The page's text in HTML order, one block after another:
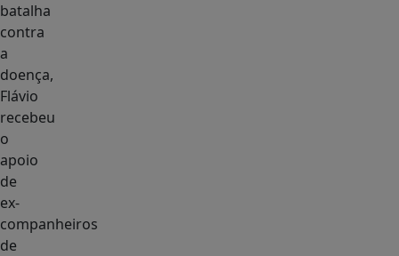
batalha
contra
a
doença,
Flávio
recebeu
o
apoio
de
ex-
companheiros
de